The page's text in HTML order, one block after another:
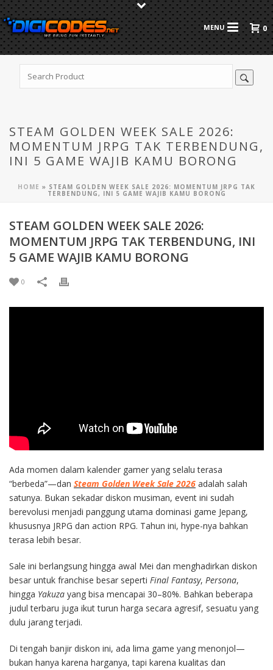
0
STEAM GOLDEN WEEK SALE 2026:
MOMENTUM JRPG TAK TERBENDUNG,
INI 5 GAME WAJIB KAMU BORONG
HOME » STEAM GOLDEN WEEK SALE 2026: MOMENTUM JRPG TAK
TERBENDUNG, INI 5 GAME WAJIB KAMU BORONG
STEAM GOLDEN WEEK SALE 2026:
MOMENTUM JRPG TAK TERBENDUNG, INI
5 GAME WAJIB KAMU BORONG
0
Ada momen dalam kalender gamer yang selalu terasa
“berbeda”—dan Steam Golden Week Sale 2026 adalah salah
satunya. Bukan sekadar diskon musiman, event ini sudah
berevolusi menjadi panggung utama dominasi game Jepang,
khususnya JRPG dan action RPG. Tahun ini, hype-nya bahkan
terasa lebih besar.
Sale ini berlangsung hingga awal Mei dan menghadirkan diskon
besar untuk franchise besar seperti Final Fantasy, Persona,
hingga Yakuza yang bisa mencapai 30–80%. Bahkan beberapa
judul terbaru juga ikut turun harga secara agresif, sesuatu yang
dulu jarang terjadi.
Di tengah banjir diskon ini, ada lima game yang menonjol—
bukan hanya karena harganya, tapi karena kualitas dan